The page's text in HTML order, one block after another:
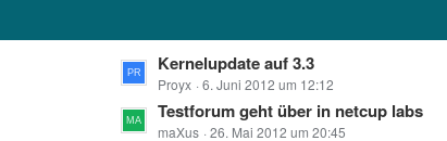
g
e
r
L
e
t
z
Kernelupdate auf 3.3
Proyx 6. Juni 2012 um 12:12
Testforum geht über in netcup labs
maXus 26. Mai 2012 um 20:45